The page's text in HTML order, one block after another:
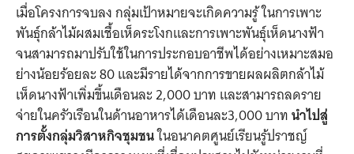
เมื่อโครงการจบลง กลุ่มเป้าหมายจะเกิดความรู้ ในการเพาะ
พันธุ์กล้าไม้ผสมเชื้อเห็ดระโงกและการเพาะพันธุ์เห็ดนางฟ้า
จนสามารถมาปรับใช้ในการประกอบอาชีพได้อย่างเหมาะสมอ
ย่างน้อยร้อยละ 80 และมีรายได้จากการขายผลผลิตกล้าไม้
เห็ดนางฟ้าเพิ่มขึ้นเดือนละ 2,000 บาท และสามารถลดราย
จ่ายในครัวเรือนในด้านอาหารได้เดือนละ3,000 บาทนำไปสู่
การตั้งกลุ่มวิสาหกิจชุมชนในอนาคตศูนย์เรียนรู้ปราชญ์